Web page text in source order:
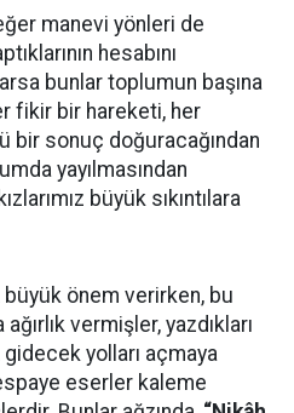
manevi yönleri de
hesabını
bunlar toplumun başına
fikir bir hareketi, her
bir sonuç doğuracağından
yayılmasından
büyük sıkıntılara
önem verirken, bu
vermişler, yazdıkları
yolları açmaya
eserler kaleme